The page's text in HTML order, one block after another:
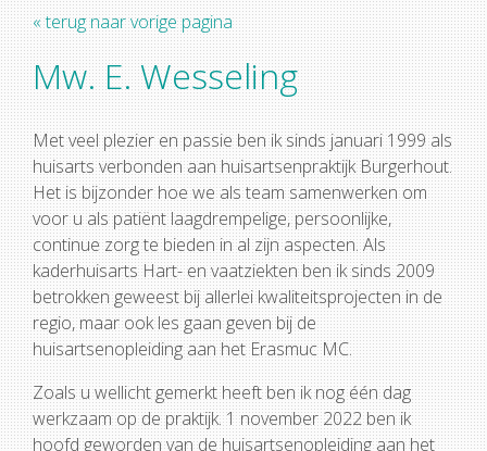
« terug naar vorige pagina
Mw. E. Wesseling
Met veel plezier en passie ben ik sinds januari 1999 als
huisarts verbonden aan huisartsenpraktijk Burgerhout.
Het is bijzonder hoe we als team samenwerken om
voor u als patiënt laagdrempelige, persoonlijke,
continue zorg te bieden in al zijn aspecten. Als
kaderhuisarts Hart- en vaatziekten ben ik sinds 2009
betrokken geweest bij allerlei kwaliteitsprojecten in de
regio, maar ook les gaan geven bij de
huisartsenopleiding aan het Erasmuc MC.
Zoals u wellicht gemerkt heeft ben ik nog één dag
werkzaam op de praktijk. 1 november 2022 ben ik
hoofd geworden van de huisartsenopleiding aan het